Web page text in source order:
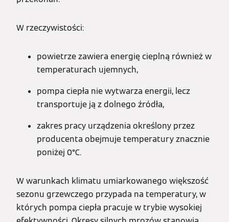
W rzeczywistości:
powietrze zawiera energię cieplną również w
temperaturach ujemnych,
pompa ciepła nie wytwarza energii, lecz
transportuje ją z dolnego źródła,
zakres pracy urządzenia określony przez
producenta obejmuje temperatury znacznie
poniżej 0°C.
W warunkach klimatu umiarkowanego większość
sezonu grzewczego przypada na temperatury, w
których pompa ciepła pracuje w trybie wysokiej